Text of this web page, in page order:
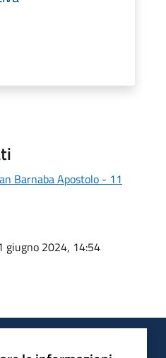
Barnaba Apostolo - 11
giugno 2024, 14:54